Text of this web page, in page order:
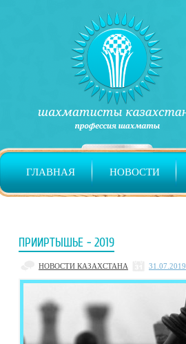
ГЛАВНАЯ НОВОСТИ
ПРИИРТЫШЬЕ - 2019
НОВОСТИ КАЗАХСТАНА 31.07.2019